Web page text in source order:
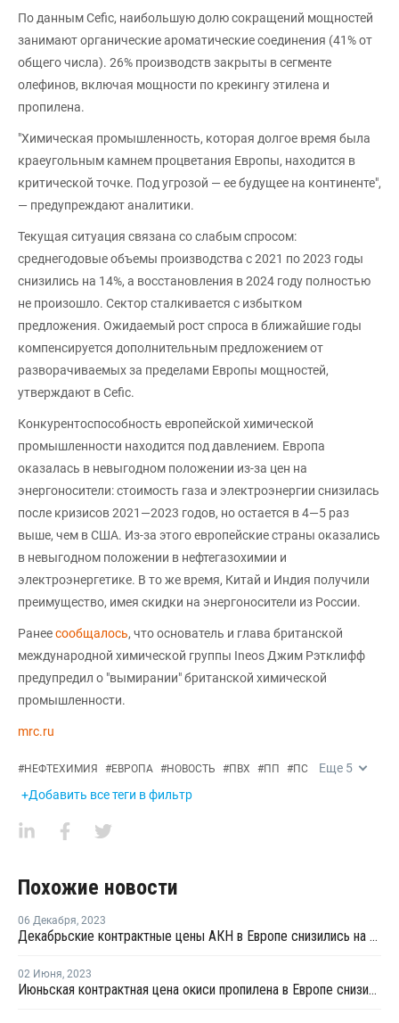
По данным Cefic, наибольшую долю сокращений мощностей
занимают органические ароматические соединения (41% от
общего числа). 26% производств закрыты в сегменте
олефинов, включая мощности по крекингу этилена и
пропилена.
"Химическая промышленность, которая долгое время была
краеугольным камнем процветания Европы, находится в
критической точке. Под угрозой — ее будущее на континенте",
— предупреждают аналитики.
Текущая ситуация связана со слабым спросом:
среднегодовые объемы производства с 2021 по 2023 годы
снизились на 14%, а восстановления в 2024 году полностью
не произошло. Сектор сталкивается с избытком
предложения. Ожидаемый рост спроса в ближайшие годы
компенсируется дополнительным предложением от
разворачиваемых за пределами Европы мощностей,
утверждают в Cefic.
Конкурентоспособность европейской химической
промышленности находится под давлением. Европа
оказалась в невыгодном положении из-за цен на
энергоносители: стоимость газа и электроэнергии снизилась
после кризисов 2021—2023 годов, но остается в 4—5 раз
выше, чем в США. Из-за этого европейские страны оказались
в невыгодном положении в нефтегазохимии и
электроэнергетике. В то же время, Китай и Индия получили
преимущество, имея скидки на энергоносители из России.
Ранеесообщалось, что основатель и глава британской
международной химической группы Ineos Джим Рэтклифф
предупредил о "вымирании" британской химической
промышленности.
mrc.ru
#НЕФТЕХИМИЯ #ЕВРОПА #НОВОСТЬ #ПВХ #ПП #ПС Еще 5
+Добавить все теги в фильтр
Похожие новости
06 Декабря, 2023
Декабрьские контрактные цены АКН в Европе снизились на EUR28 за тонну
02 Июня, 2023
Июньская контрактная цена окиси пропилена в Европе снизилась на EUR64 за тонну